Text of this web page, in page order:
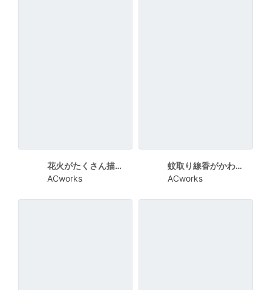
花火がたくさん描かれたシンプルな残暑見舞い向けカード
ACworks
蚊取り線香がかわいい残暑見舞い向けカード
ACworks